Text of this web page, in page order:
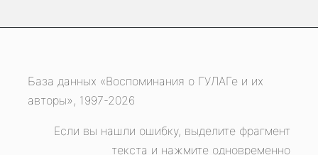
База данных «Воспоминания о ГУЛАГе и их
авторы», 1997-2026
Если вы нашли ошибку, выделите фрагмент
текста и нажмите одновременно